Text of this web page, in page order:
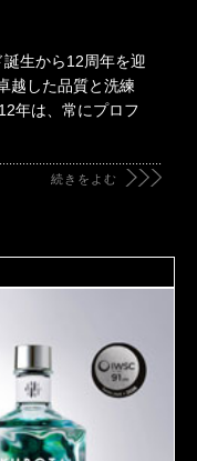
誕生から12周年を迎
越した品質と洗練
年は、常にプロフ
続きをよむ